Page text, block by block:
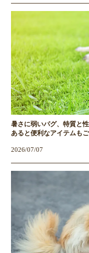
暑さに弱いパグ、特質と
あると便利なアイテムも
2026/07/07